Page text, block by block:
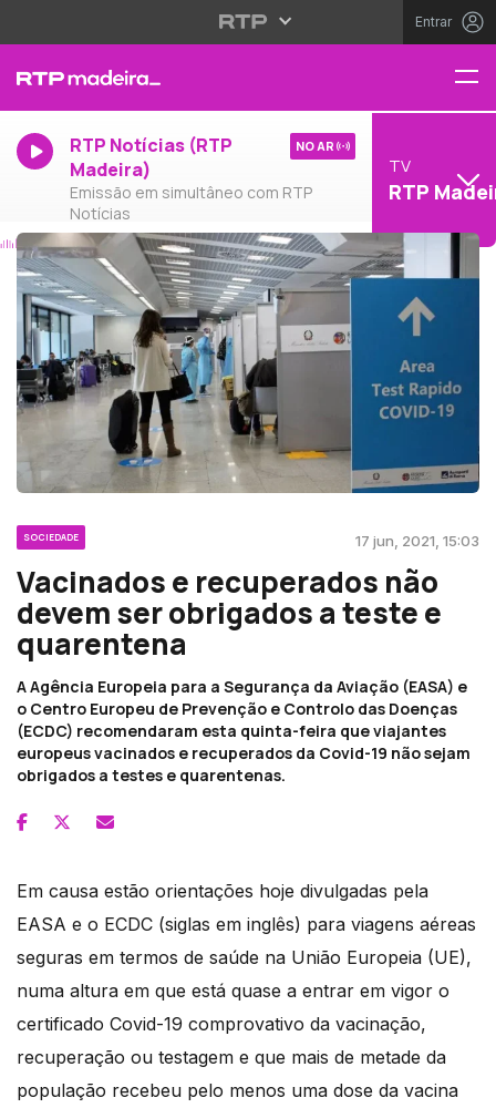
Entrar
RTP Notícias (RTP
Madeira)
Emissão em simultâneo com RTP
Notícias
NO AR
TV
RTP
SOCIEDADE 17 jun, 2021, 15:03
Vacinados e recuperados não
devem ser obrigados a teste e
quarentena
A Agência Europeia para a Segurança da Aviação (EASA) e
o Centro Europeu de Prevenção e Controlo das Doenças
(ECDC) recomendaram esta quinta-feira que viajantes
europeus vacinados e recuperados da Covid-19 não sejam
obrigados a testes e quarentenas.
Em causa estão orientações hoje divulgadas pela
EASA e o ECDC (siglas em inglês) para viagens aéreas
seguras em termos de saúde na União Europeia (UE),
numa altura em que está quase a entrar em vigor o
certificado Covid-19 comprovativo da vacinação,
recuperação ou testagem e que mais de metade da
população recebeu pelo menos uma dose da vacina